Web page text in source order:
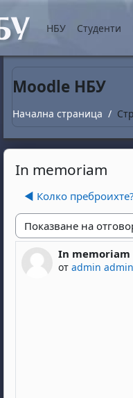
Прескочи на основното
НБУ Студенти
Moodle НБУ
Начална страница
In memoriam
◀︎ Колко преброихте?
Начин на показване
In memoriam
от admin admin
Number of